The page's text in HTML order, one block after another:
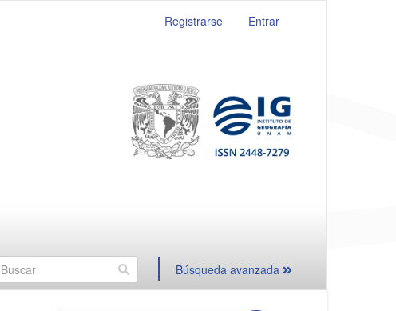
Registrarse Entrar
Búsqueda avanzada